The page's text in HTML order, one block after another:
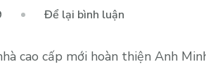
Để lại bình luậntại
thuê
cao cấp mới hoàn thiện Anh